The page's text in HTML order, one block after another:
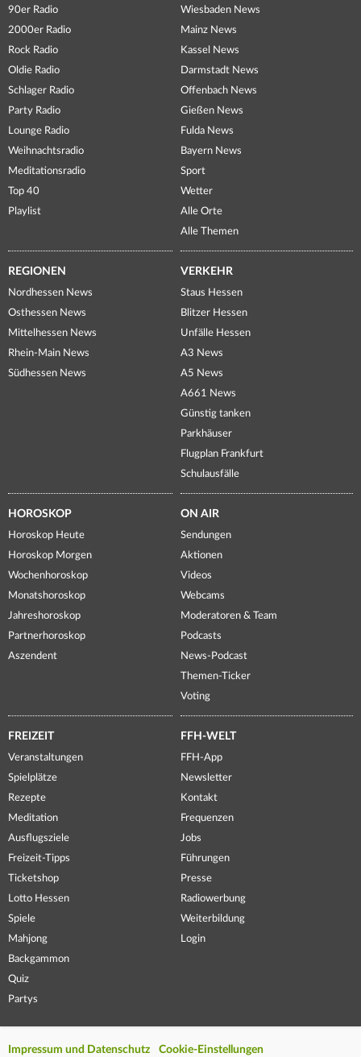
90er Radio
2000er Radio
Rock Radio
Oldie Radio
Schlager Radio
Party Radio
Lounge Radio
Weihnachtsradio
Meditationsradio
Top 40
Playlist
Wiesbaden News
Mainz News
Kassel News
Darmstadt News
Offenbach News
Gießen News
Fulda News
Bayern News
Sport
Wetter
Alle Orte
Alle Themen
REGIONEN
Nordhessen News
Osthessen News
Mittelhessen News
Rhein-Main News
Südhessen News
VERKEHR
Staus Hessen
Blitzer Hessen
Unfälle Hessen
A3 News
A5 News
A661 News
Günstig tanken
Parkhäuser
Flugplan Frankfurt
Schulausfälle
HOROSKOP
Horoskop Heute
Horoskop Morgen
Wochenhoroskop
Monatshoroskop
Jahreshoroskop
Partnerhoroskop
Aszendent
ON AIR
Sendungen
Aktionen
Videos
Webcams
Moderatoren & Team
Podcasts
News-Podcast
Themen-Ticker
Voting
FREIZEIT
Veranstaltungen
Spielplätze
Rezepte
Meditation
Ausflugsziele
Freizeit-Tipps
Ticketshop
Lotto Hessen
Spiele
Mahjong
Backgammon
Quiz
Partys
FFH-WELT
FFH-App
Newsletter
Kontakt
Frequenzen
Jobs
Führungen
Presse
Radiowerbung
Weiterbildung
Login
Impressum und Datenschutz Cookie-Einstellungen